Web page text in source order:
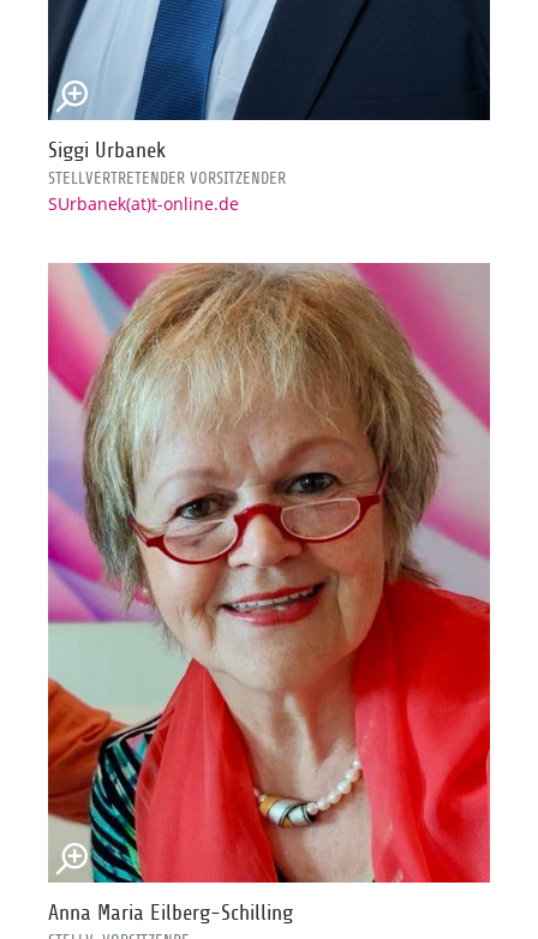
Siggi Urbanek
STELLVERTRETENDER VORSITZENDER
SUrbanek(at)t-online.de
Anna Maria Eilberg-Schilling